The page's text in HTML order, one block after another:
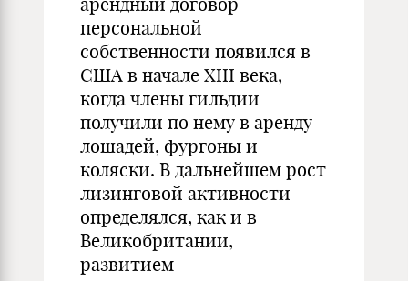
персональной
собственности появился в
США в начале XIII века,
когда члены гильдии
получили по нему в аренду
лошадей, фургоны и
коляски. В дальнейшем рост
лизинговой активности
определялся, как и в
Великобритании,
развитием